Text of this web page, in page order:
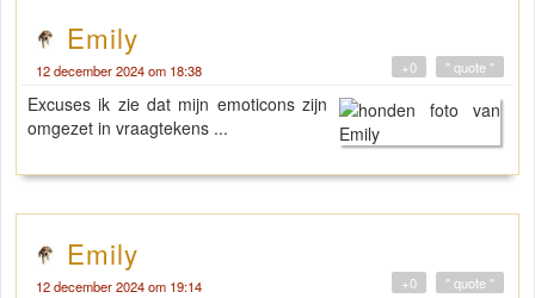
Emily
12 december 2024 om 18:38 " quote "
+0
Excuses ik zie dat mijn emoticons zijn
omgezet in vraagtekens ...
Emily
12 december 2024 om 19:14 " quote "
+0